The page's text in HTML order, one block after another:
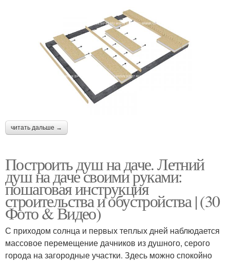
читать дальше →
Построить душ на даче. Летний
душ на даче своими руками:
пошаговая инструкция
строительства и обустройства | (30
Фото & Видео)
С приходом солнца и первых теплых дней наблюдается
массовое перемещение дачников из душного, серого
города на загородные участки. Здесь можно спокойно